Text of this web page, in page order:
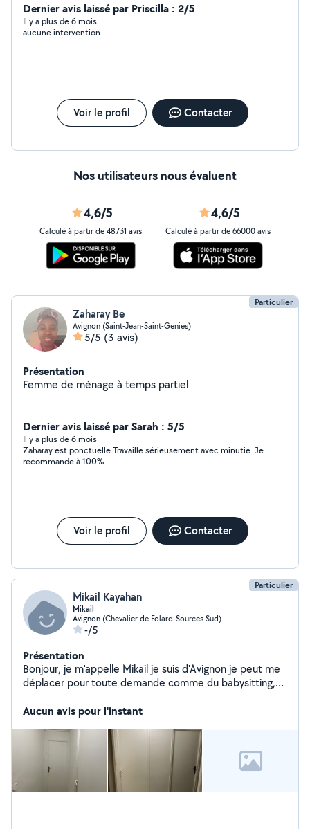
Dernier avis laissé par Priscilla : 2/5
Il y a plus de 6 mois
aucune intervention
Voir le profil Contacter
Nos utilisateurs nous évaluent
4,6/5
Calculé à partir de 48731 avis
4,6/5
Calculé à partir de 66000 avis
Particulier
Zaharay Be
Avignon (Saint-Jean-Saint-Genies)
5/5 (3 avis)
Présentation
Femme de ménage à temps partiel
Dernier avis laissé par Sarah : 5/5
Il y a plus de 6 mois
Zaharay est ponctuelle Travaille sérieusement avec minutie. Je
recommande à 100%.
Voir le profil Contacter
Particulier
Mikail Kayahan
Mikail
Avignon (Chevalier de Folard-Sources Sud)
-/5
Présentation
Bonjour, je m'appelle Mikail je suis d'Avignon je peut me
déplacer pour toute demande comme du babysitting,
jardin, peinture. Je suis toujours disponible veuillez me
Aucun avis pour l'instant